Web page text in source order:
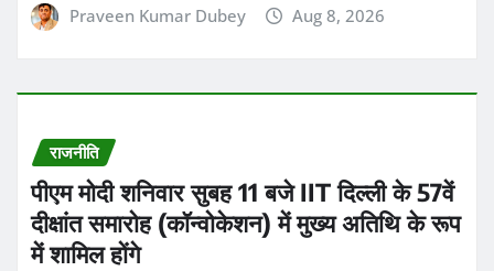
Praveen Kumar Dubey Aug 8, 2026
राजनीति
पीएम मोदी शनिवार सुबह 11 बजे IIT दिल्ली के 57वें
दीक्षांत समारोह (कॉन्वोकेशन) में मुख्य अतिथि के रूप
में शामिल होंगे